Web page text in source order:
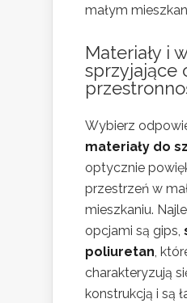
małym
Materiały i
sprzyjające
Wybierz
materiały do
optycznie
przestrzeń w
mieszkaniu.
opcjami są gips,
poliuretan,
charakteryzują
konstrukcją i są